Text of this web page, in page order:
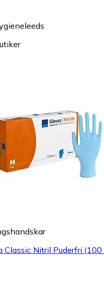
Classic Nitril Puderfri (100